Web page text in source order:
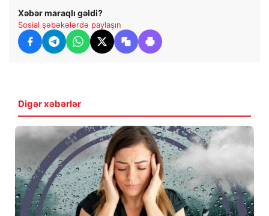
Xəbər maraqlı gəldi?
Sosial şəbəkələrdə paylaşın
Digər xəbərlər